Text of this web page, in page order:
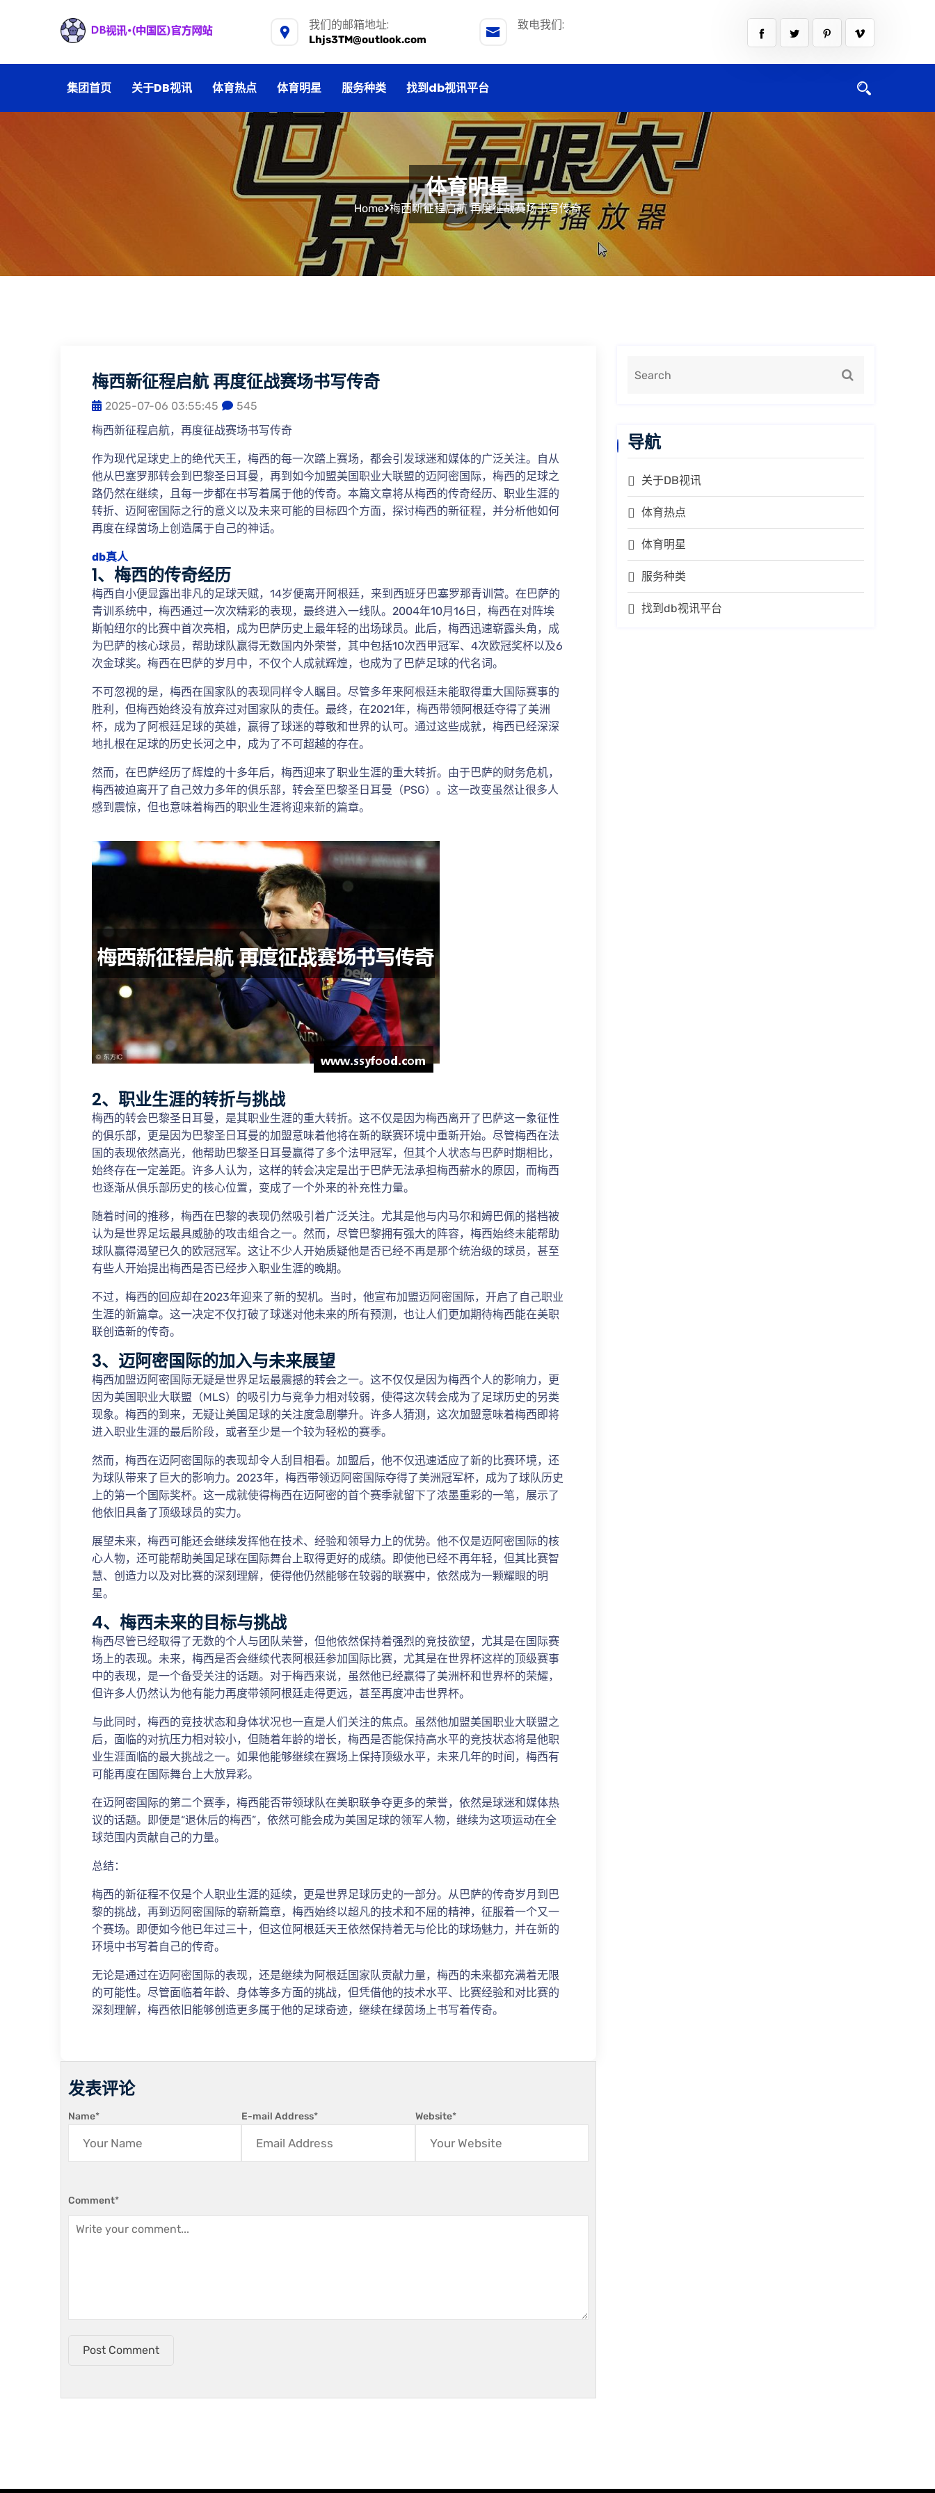
我们的邮箱地址:
Lhjs3TM@outlook.com
致电我们:
集团首页 关于DB视讯 体育热点 体育明星 服务种类 找到db视讯平台
体育明星
Home 梅西新征程启航 再度征战赛场书写传奇
梅西新征程启航 再度征战赛场书写传奇
2025-07-06 03:55:45
545
梅西新征程启航，再度征战赛场书写传奇
作为现代足球史上的绝代天王，梅西的每一次踏上赛场，都会引发球迷和媒体的广泛关注。自从
他从巴塞罗那转会到巴黎圣日耳曼，再到如今加盟美国职业大联盟的迈阿密国际，梅西的足球之
路仍然在继续，且每一步都在书写着属于他的传奇。本篇文章将从梅西的传奇经历、职业生涯的
转折、迈阿密国际之行的意义以及未来可能的目标四个方面，探讨梅西的新征程，并分析他如何
再度在绿茵场上创造属于自己的神话。
db真人
1、梅西的传奇经历
梅西自小便显露出非凡的足球天赋，14岁便离开阿根廷，来到西班牙巴塞罗那青训营。在巴萨的
青训系统中，梅西通过一次次精彩的表现，最终进入一线队。2004年10月16日，梅西在对阵埃
斯帕纽尔的比赛中首次亮相，成为巴萨历史上最年轻的出场球员。此后，梅西迅速崭露头角，成
为巴萨的核心球员，帮助球队赢得无数国内外荣誉，其中包括10次西甲冠军、4次欧冠奖杯以及6
次金球奖。梅西在巴萨的岁月中，不仅个人成就辉煌，也成为了巴萨足球的代名词。
不可忽视的是，梅西在国家队的表现同样令人瞩目。尽管多年来阿根廷未能取得重大国际赛事的
胜利，但梅西始终没有放弃过对国家队的责任。最终，在2021年，梅西带领阿根廷夺得了美洲
杯，成为了阿根廷足球的英雄，赢得了球迷的尊敬和世界的认可。通过这些成就，梅西已经深深
地扎根在足球的历史长河之中，成为了不可超越的存在。
然而，在巴萨经历了辉煌的十多年后，梅西迎来了职业生涯的重大转折。由于巴萨的财务危机，
梅西被迫离开了自己效力多年的俱乐部，转会至巴黎圣日耳曼（PSG）。这一改变虽然让很多人
感到震惊，但也意味着梅西的职业生涯将迎来新的篇章。
2、职业生涯的转折与挑战
梅西的转会巴黎圣日耳曼，是其职业生涯的重大转折。这不仅是因为梅西离开了巴萨这一象征性
的俱乐部，更是因为巴黎圣日耳曼的加盟意味着他将在新的联赛环境中重新开始。尽管梅西在法
国的表现依然高光，他帮助巴黎圣日耳曼赢得了多个法甲冠军，但其个人状态与巴萨时期相比，
始终存在一定差距。许多人认为，这样的转会决定是出于巴萨无法承担梅西薪水的原因，而梅西
也逐渐从俱乐部历史的核心位置，变成了一个外来的补充性力量。
随着时间的推移，梅西在巴黎的表现仍然吸引着广泛关注。尤其是他与内马尔和姆巴佩的搭档被
认为是世界足坛最具威胁的攻击组合之一。然而，尽管巴黎拥有强大的阵容，梅西始终未能帮助
球队赢得渴望已久的欧冠冠军。这让不少人开始质疑他是否已经不再是那个统治级的球员，甚至
有些人开始提出梅西是否已经步入职业生涯的晚期。
不过，梅西的回应却在2023年迎来了新的契机。当时，他宣布加盟迈阿密国际，开启了自己职业
生涯的新篇章。这一决定不仅打破了球迷对他未来的所有预测，也让人们更加期待梅西能在美职
联创造新的传奇。
3、迈阿密国际的加入与未来展望
梅西加盟迈阿密国际无疑是世界足坛最震撼的转会之一。这不仅仅是因为梅西个人的影响力，更
因为美国职业大联盟（MLS）的吸引力与竞争力相对较弱，使得这次转会成为了足球历史的另类
现象。梅西的到来，无疑让美国足球的关注度急剧攀升。许多人猜测，这次加盟意味着梅西即将
进入职业生涯的最后阶段，或者至少是一个较为轻松的赛季。
然而，梅西在迈阿密国际的表现却令人刮目相看。加盟后，他不仅迅速适应了新的比赛环境，还
为球队带来了巨大的影响力。2023年，梅西带领迈阿密国际夺得了美洲冠军杯，成为了球队历史
上的第一个国际奖杯。这一成就使得梅西在迈阿密的首个赛季就留下了浓墨重彩的一笔，展示了
他依旧具备了顶级球员的实力。
展望未来，梅西可能还会继续发挥他在技术、经验和领导力上的优势。他不仅是迈阿密国际的核
心人物，还可能帮助美国足球在国际舞台上取得更好的成绩。即使他已经不再年轻，但其比赛智
慧、创造力以及对比赛的深刻理解，使得他仍然能够在较弱的联赛中，依然成为一颗耀眼的明
星。
4、梅西未来的目标与挑战
梅西尽管已经取得了无数的个人与团队荣誉，但他依然保持着强烈的竞技欲望，尤其是在国际赛
场上的表现。未来，梅西是否会继续代表阿根廷参加国际比赛，尤其是在世界杯这样的顶级赛事
中的表现，是一个备受关注的话题。对于梅西来说，虽然他已经赢得了美洲杯和世界杯的荣耀，
但许多人仍然认为他有能力再度带领阿根廷走得更远，甚至再度冲击世界杯。
与此同时，梅西的竞技状态和身体状况也一直是人们关注的焦点。虽然他加盟美国职业大联盟之
后，面临的对抗压力相对较小，但随着年龄的增长，梅西是否能保持高水平的竞技状态将是他职
业生涯面临的最大挑战之一。如果他能够继续在赛场上保持顶级水平，未来几年的时间，梅西有
可能再度在国际舞台上大放异彩。
在迈阿密国际的第二个赛季，梅西能否带领球队在美职联争夺更多的荣誉，依然是球迷和媒体热
议的话题。即便是“退休后的梅西”，依然可能会成为美国足球的领军人物，继续为这项运动在全
球范围内贡献自己的力量。
总结：
梅西的新征程不仅是个人职业生涯的延续，更是世界足球历史的一部分。从巴萨的传奇岁月到巴
黎的挑战，再到迈阿密国际的崭新篇章，梅西始终以超凡的技术和不屈的精神，征服着一个又一
个赛场。即便如今他已年过三十，但这位阿根廷天王依然保持着无与伦比的球场魅力，并在新的
环境中书写着自己的传奇。
无论是通过在迈阿密国际的表现，还是继续为阿根廷国家队贡献力量，梅西的未来都充满着无限
的可能性。尽管面临着年龄、身体等多方面的挑战，但凭借他的技术水平、比赛经验和对比赛的
深刻理解，梅西依旧能够创造更多属于他的足球奇迹，继续在绿茵场上书写着传奇。
发表评论
Name* E-mail Address* Website*
Comment*
Post Comment
导航
关于DB视讯
体育热点
体育明星
服务种类
找到db视讯平台